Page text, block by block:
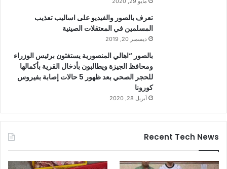
تعرف بالصور والفيديو على اساليب تعذيب
المسلمين في المعتقلات الصينية
ديسمبر 20, 2019
بالصور “اهالي المنصورية يستغثون برئيس الوزراء
ومحافظ الجيزة ويطالبون بأدخال القرية بأكمالها
للحجر الصحي بعد ظهور 5 حالات إصابة بفيروس
كورونا
أبريل 28, 2020
Recent Tech News